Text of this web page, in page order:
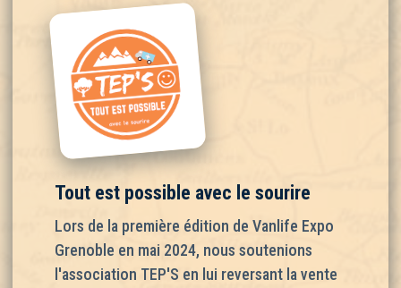
Tout est possible avec le sourire
Lors de la première édition de Vanlife Expo
Grenoble en mai 2024, nous soutenions
l'association TEP'S en lui reversant la vente